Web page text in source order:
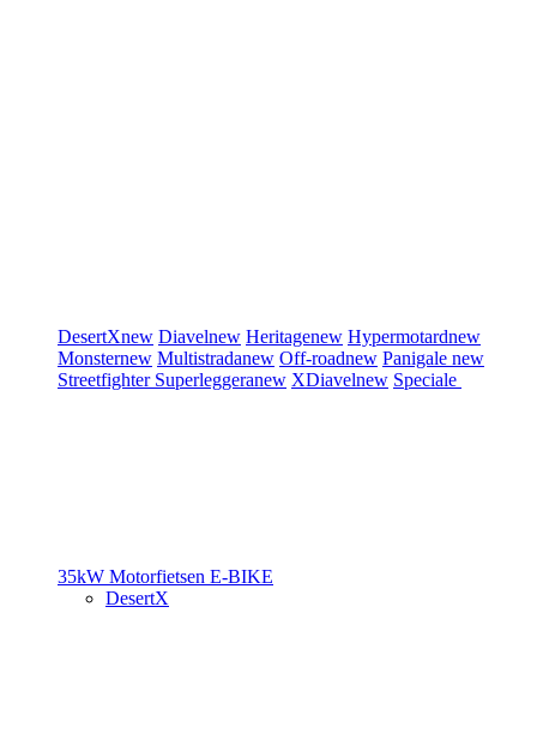
DesertXnew Diavelnew Heritagenew Hypermotardnew
Monsternew Multistradanew Off-roadnew Panigale new
Streetfighter Superleggeranew XDiavelnew Speciale
35kW Motorfietsen E-BIKE
DesertX